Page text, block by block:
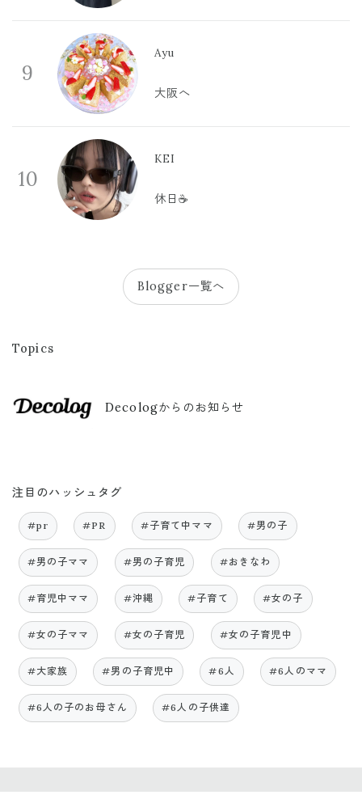
9
Ayu
大阪へ
10
KEI
休日☕️
Blogger一覧へ
Topics
Decologからのお知らせ
注目のハッシュタグ
#pr #PR #子育て中ママ #男の子
#男の子ママ #男の子育児 #おきなわ
#育児中ママ #沖縄 #子育て #女の子
#女の子ママ #女の子育児 #女の子育児中
#大家族 #男の子育児中 #6人 #6人のママ
#6人の子のお母さん #6人の子供達